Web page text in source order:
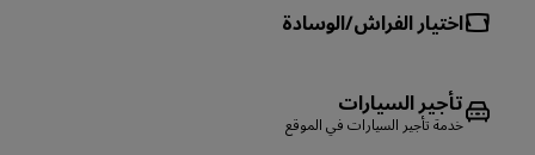
اختيار الفراش/الوسادة
تأجير السيارات
خدمة تأجير السيارات في الموقع